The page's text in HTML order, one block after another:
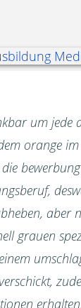
um jede
orange
aber
grauen